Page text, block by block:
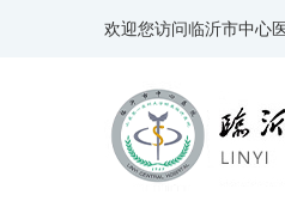
欢迎您访问临沂市中心